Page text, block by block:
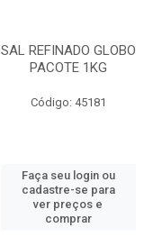
SAL REFINADO GLOBO
PACOTE 1KG
Código: 45181
Faça seu login ou
cadastre-se para
ver preços e
comprar